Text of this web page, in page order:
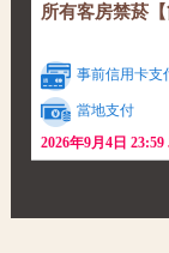
所有客房禁菸
事前信用卡支
當地支付
2026年9月4日